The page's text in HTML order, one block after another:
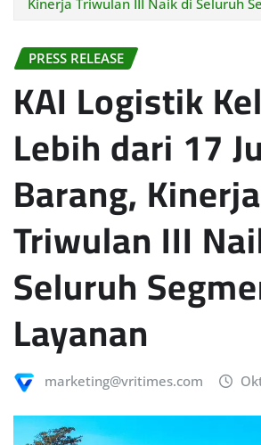
Kinerja Triwulan III Naik di Seluruh
PRESS RELEASE
KAI Logistik
Lebih dari 17
Barang, Kinerja
Triwulan III
Seluruh
Layanan
marketing@vritimes.com